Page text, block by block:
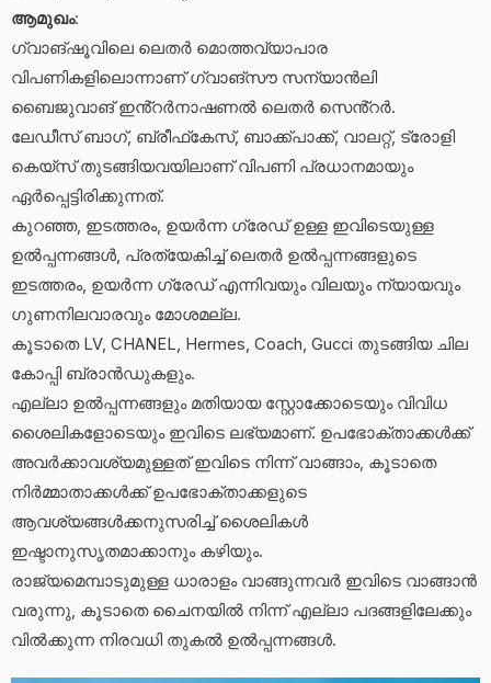
ആമുഖം:
ഗ്വാങ്‌ഷൂവിലെ ലെതർ മൊത്തവ്യാപാര
വിപണികളിലൊന്നാണ് ഗ്വാങ്‌സൗ സന്യാൻലി
ബൈജുവാങ് ഇൻ്റർനാഷണൽ ലെതർ സെൻ്റർ.
ലേഡീസ് ബാഗ്, ബ്രീഫ്‌കേസ്, ബാക്ക്‌പാക്ക്, വാലറ്റ്, ട്രോളി
കെയ്‌സ് തുടങ്ങിയവയിലാണ് വിപണി പ്രധാനമായും
ഏർപ്പെട്ടിരിക്കുന്നത്.
കുറഞ്ഞ, ഇടത്തരം, ഉയർന്ന ഗ്രേഡ് ഉള്ള ഇവിടെയുള്ള
ഉൽപ്പന്നങ്ങൾ, പ്രത്യേകിച്ച് ലെതർ ഉൽപ്പന്നങ്ങളുടെ
ഇടത്തരം, ഉയർന്ന ഗ്രേഡ് എന്നിവയും വിലയും ന്യായവും
ഗുണനിലവാരവും മോശമല്ല.
കൂടാതെ LV, CHANEL, Hermes, Coach, Gucci തുടങ്ങിയ ചില
കോപ്പി ബ്രാൻഡുകളും.
എല്ലാ ഉൽപ്പന്നങ്ങളും മതിയായ സ്റ്റോക്കോടെയും വിവിധ
ശൈലികളോടെയും ഇവിടെ ലഭ്യമാണ്. ഉപഭോക്താക്കൾക്ക്
അവർക്കാവശ്യമുള്ളത് ഇവിടെ നിന്ന് വാങ്ങാം, കൂടാതെ
നിർമ്മാതാക്കൾക്ക് ഉപഭോക്താക്കളുടെ
ആവശ്യങ്ങൾക്കനുസരിച്ച് ശൈലികൾ
ഇഷ്ടാനുസൃതമാക്കാനും കഴിയും.
രാജ്യമെമ്പാടുമുള്ള ധാരാളം വാങ്ങുന്നവർ ഇവിടെ വാങ്ങാൻ
വരുന്നു, കൂടാതെ ചൈനയിൽ നിന്ന് എല്ലാ പദങ്ങളിലേക്കും
വിൽക്കുന്ന നിരവധി തുകൽ ഉൽപ്പന്നങ്ങൾ.